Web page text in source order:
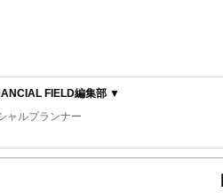
FIELD編集部 ▼
ャルプランナー
編集部は、金融、経済に関する記事を、日